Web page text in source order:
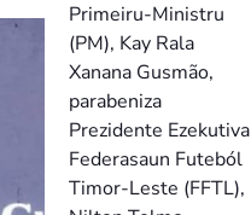
Primeiru-Ministru
(PM), Kay Rala
Xanana Gusmão,
parabeniza
Prezidente Ezekutiva
Federasaun Futeból
Timor-Leste (FFTL),